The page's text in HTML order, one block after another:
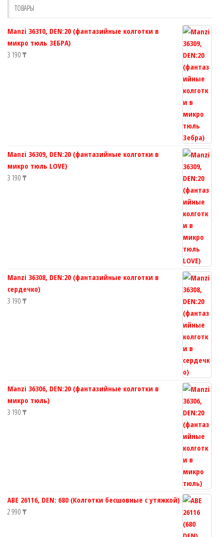
товара.
странице
товара.
ТОВАРЫ
Manzi 36310, DEN:20 (фантазийные колготки в
микро тюль ЗЕБРА)
3 190 ₸
Manzi 36309, DEN:20 (фантазийные колготки в
микро тюль LOVE)
3 190 ₸
Manzi 36308, DEN:20 (фантазийные колготки в
сердечко)
3 190 ₸
Manzi 36306, DEN:20 (фантазийные колготки в
микро тюль)
3 190 ₸
ABE 26116, DEN: 680 (Колготки бесшовные с утяжкой)
2 990 ₸